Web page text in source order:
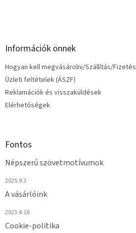
Információk önnek
Hogyan kell megvásárolni/Szállítás/Fizetés
Üzleti feltételek (ÁSZF)
Reklamációk és visszaküldések
Elérhetőségek
Fontos
Népszerű szövetmotívumok
2025.9.3
A vásárlóink
2023.4.18
Cookie-politika